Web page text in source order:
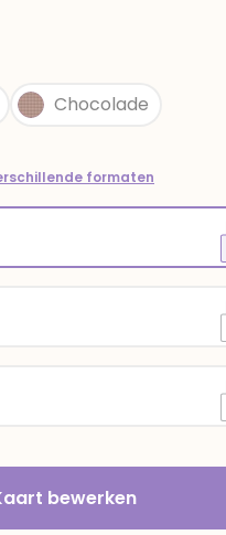
Chocolade
formaten
bewerken